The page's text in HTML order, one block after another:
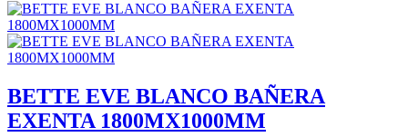
BETTE EVE BLANCO BAÑERA
EXENTA 1800MX1000MM